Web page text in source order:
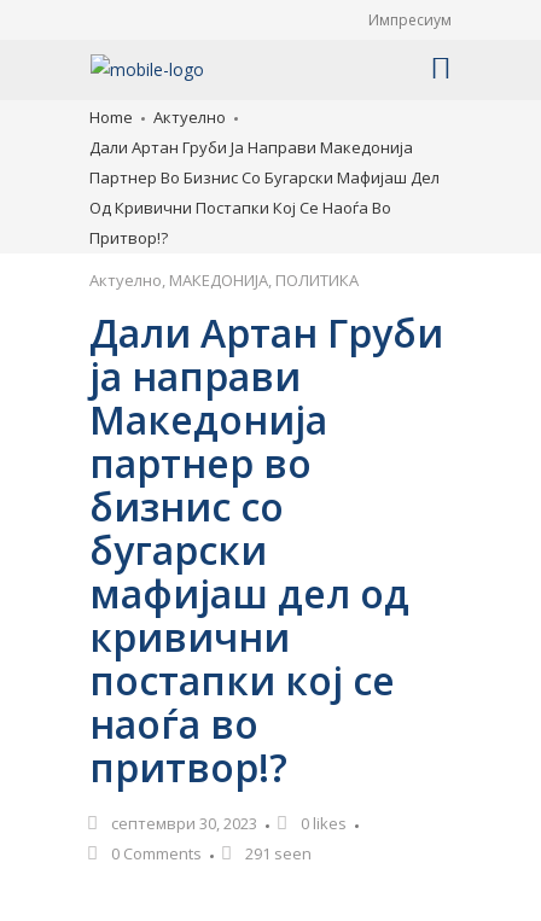
Импресиум
Home
Актуелно
Дали Артан Груби Ја Направи Македонија
Партнер Во Бизнис Со Бугарски Мафијаш Дел
Од Кривични Постапки Кој Се Наоѓа Во
Притвор!?
Актуелно, МАКЕДОНИЈА, ПОЛИТИКА
Дали Артан Груби
ја направи
Македонија
партнер во
бизнис со
бугарски
мафијаш дел од
кривични
постапки кој се
наоѓа во
притвор!?
септември 30, 2023 0 likes
0 Comments
291 seen